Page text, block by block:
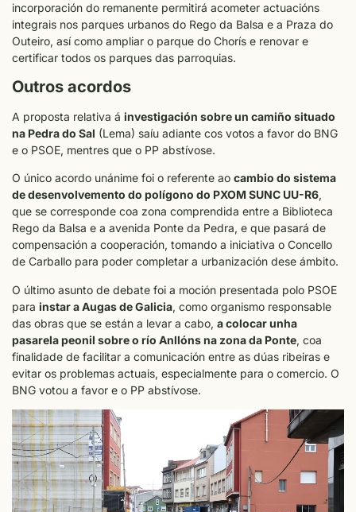
incorporación do remanente permitirá acometer actuacións
integrais nos parques urbanos do Rego da Balsa e a Praza do
Outeiro, así como ampliar o parque do Chorís e renovar e
certificar todos os parques das parroquias.
Outros acordos
A proposta relativa á investigación sobre un camiño situado
na Pedra do Sal (Lema) saíu adiante cos votos a favor do BNG
e o PSOE, mentres que o PP abstívose.
O único acordo unánime foi o referente ao cambio do sistema
de desenvolvemento do polígono do PXOM SUNC UU-R6,
que se corresponde coa zona comprendida entre a Biblioteca
Rego da Balsa e a avenida Ponte da Pedra, e que pasará de
compensación a cooperación, tomando a iniciativa o Concello
de Carballo para poder completar a urbanización dese ámbito.
O último asunto de debate foi a moción presentada polo PSOE
para instar a Augas de Galicia, como organismo responsable
das obras que se están a levar a cabo, a colocar unha
pasarela peonil sobre o río Anllóns na zona da Ponte, coa
finalidade de facilitar a comunicación entre as dúas ribeiras e
evitar os problemas actuais, especialmente para o comercio. O
BNG votou a favor e o PP abstívose.